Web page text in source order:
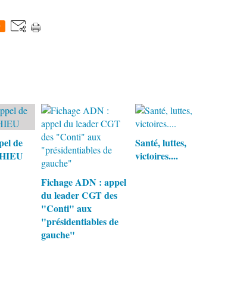
de
Fichage ADN : appel
du leader CGT des
"Conti" aux
"présidentiables de
gauche"
Santé, luttes,
victoires....